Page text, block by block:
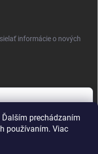
prechádzaním
používaním. Viac
informácie o nových
ochrany osobných